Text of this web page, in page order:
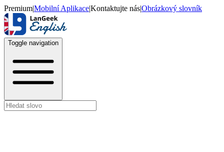
Premium|Mobilní Aplikace|Kontaktujte nás|Obrázkový slovník
Toggle navigation